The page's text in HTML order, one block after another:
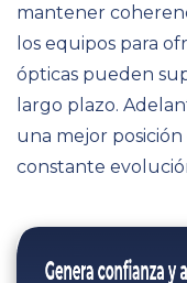
mantener
los equipos para
ópticas pueden
largo plazo.
una mejor
constante